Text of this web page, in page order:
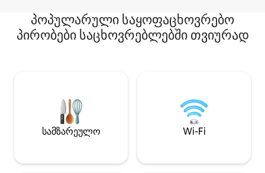
პოპულარული საყოფაცხოვრებო
პირობები საცხოვრებლებში თვიურად
სამზარეულო Wi-Fi